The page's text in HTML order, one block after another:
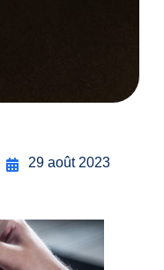
29 août 2023